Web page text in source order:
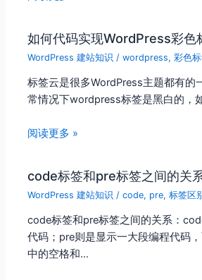
如何代码实现WordPress彩色
WordPress 建站知识 /wordpress,彩色
标签云是很多WordPress主题都有的
常情况下wordpress标签是黑白的，
阅读更多 »
code标签和pre标签之间的关
WordPress 建站知识 /code, pre,标签区
code标签和pre标签之间的关系：
代码；pre则是显示一大段编程代码
中的空格和…